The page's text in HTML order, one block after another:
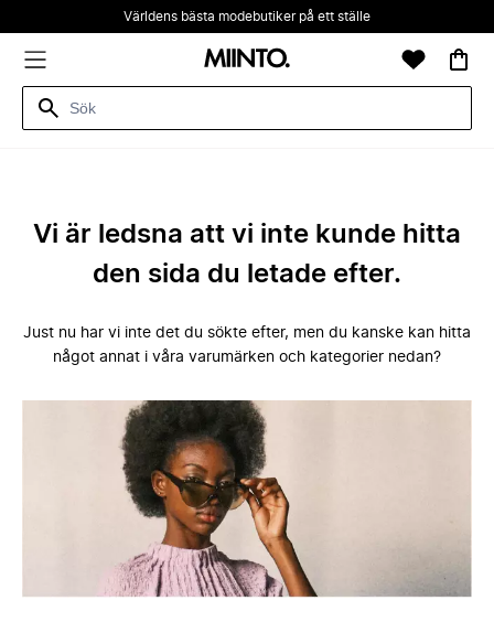
Världens bästa modebutiker på ett ställe
Vi är ledsna att vi inte kunde hitta
den sida du letade efter.
Just nu har vi inte det du sökte efter, men du kanske kan hitta
något annat i våra varumärken och kategorier nedan?